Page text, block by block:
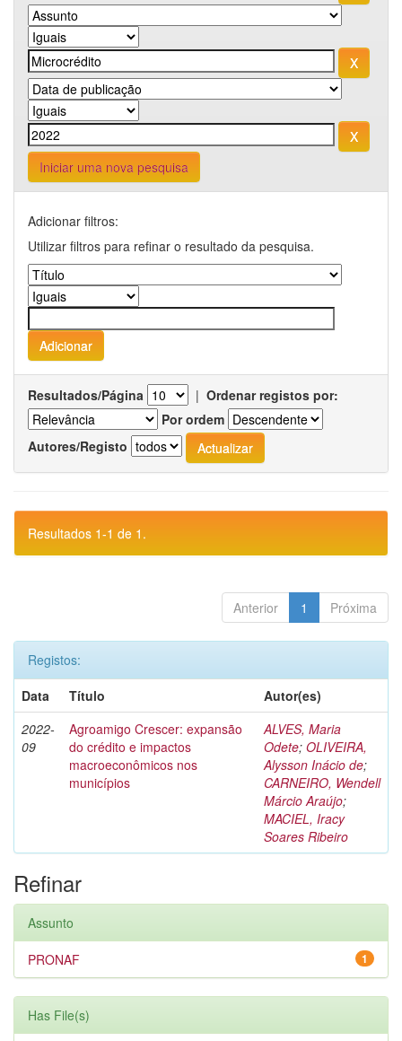
Iniciar uma nova pesquisa
Adicionar filtros:
Utilizar filtros para refinar o resultado da pesquisa.
Resultados/Página | Ordenar registos por:
Por ordem
Autores/Registo
Resultados 1-1 de 1.
Anterior 1 Próxima
Registos:
Data
Título
Autor(es)
2022-
09
Agroamigo Crescer: expansão
do crédito e impactos
macroeconômicos nos
municípios
ALVES, Maria
Odete; OLIVEIRA,
Alysson Inácio de;
CARNEIRO, Wendell
Márcio Araújo;
MACIEL, Iracy
Soares Ribeiro
Refinar
Assunto
1
PRONAF
Has File(s)